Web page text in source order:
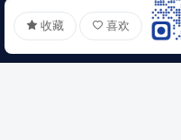
收藏 喜欢